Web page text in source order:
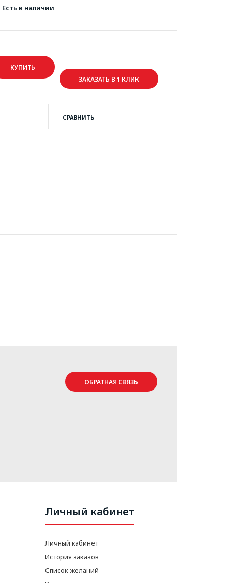
Есть в наличии
ЗАКАЗАТЬ В 1 КЛИК
СРАВНИТЬ
ОБРАТНАЯ СВЯЗЬ
Личный кабинет
Личный кабинет
История заказов
Список желаний